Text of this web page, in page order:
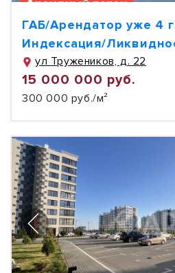
ГАБ/Арендатор уже 4
Индексация/
ул Тружеников, д. 22
15 000 000 руб.
300 000 руб./м²